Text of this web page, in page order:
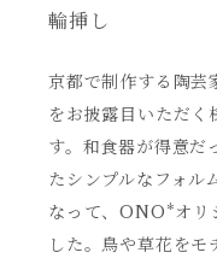
輪挿し
京都で制作する陶
をお披露目いただく
す。和食器が得意だ
たシンプルなフォル
なって、ONO*オリ
した。鳥や草花をモ